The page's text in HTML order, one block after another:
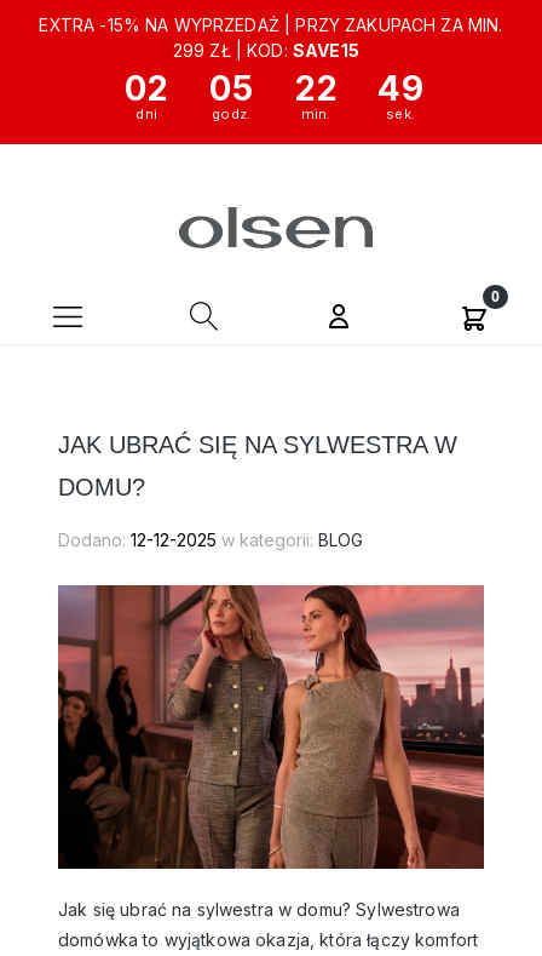
EXTRA -15% NA WYPRZEDAŻ | PRZY ZAKUPACH ZA MIN.
299 ZŁ | KOD: SAVE15
02 05 22 48
JAK UBRAĆ SIĘ NA SYLWESTRA W
DOMU?
Dodano: 12-12-2025 w kategorii: BLOG
Jak się ubrać na sylwestra w domu? Sylwestrowa
domówka to wyjątkowa okazja, która łączy komfort